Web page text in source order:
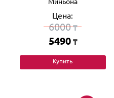
Цена:
6000₸
5490 ₸
Купить